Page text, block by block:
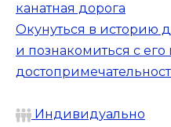
канатная дорога
Окунуться в историю
и познакомиться с
Индивидуально